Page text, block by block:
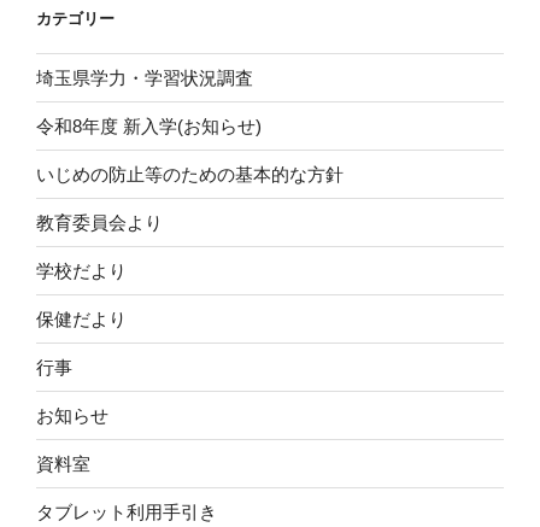
ー
シ
ョ
ン
カテゴリー
埼玉県学力・学習状況調査
令和8年度 新入学(お知らせ)
いじめの防止等のための基本的な方針
教育委員会より
学校だより
保健だより
行事
お知らせ
資料室
タブレット利用手引き